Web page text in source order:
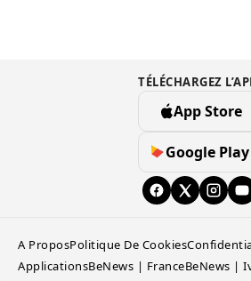
TÉLÉCHARGEZ
App Store
Google Play
A ProposPolitique De Cookies
ApplicationsBeNews | FranceBeNews |